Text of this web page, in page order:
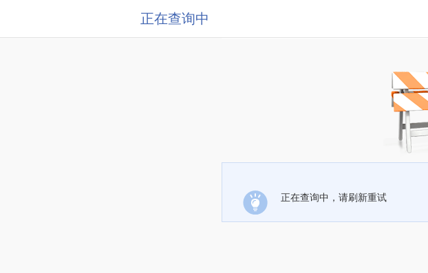
正在查询中
正在查询中，请刷新重试